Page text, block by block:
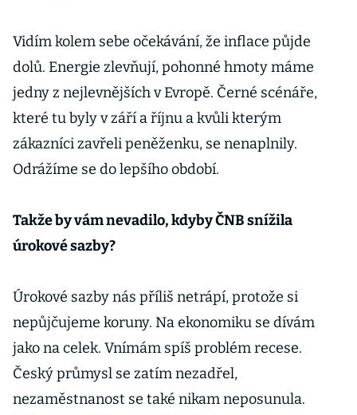
Vidím kolem sebe očekávání, že inflace půjde
dolů. Energie zlevňují, pohonné hmoty máme
jedny z nejlevnějších v Evropě. Černé scénáře,
které tu byly v září a říjnu a kvůli kterým
zákazníci zavřeli peněženku, se nenaplnily.
Odrážíme se do lepšího období.
Takže by vám nevadilo, kdyby ČNB snížila
úrokové sazby?
Úrokové sazby nás příliš netrápí, protože si
nepůjčujeme koruny. Na ekonomiku se dívám
jako na celek. Vnímám spíš problém recese.
Český průmysl se zatím nezadřel,
nezaměstnanost se také nikam neposunula.